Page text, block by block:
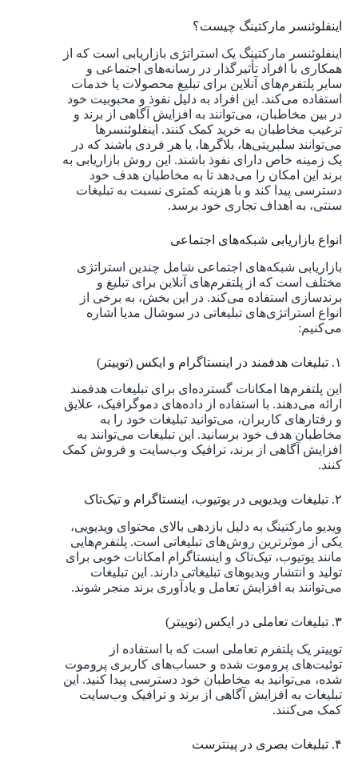
اینفلوئنسر مارکتینگ چیست؟
اینفلوئنسر مارکتینگ یک استراتژی بازاریابی است که از
همکاری با افراد تأثیرگذار در رسانه‌های اجتماعی و
سایر پلتفرم‌های آنلاین برای تبلیغ محصولات یا خدمات
استفاده می‌کند. این افراد به دلیل نفوذ و محبوبیت خود
در بین مخاطبان، می‌توانند به افزایش آگاهی از برند و
ترغیب مخاطبان به خرید کمک کنند. اینفلوئنسرها
می‌توانند سلبریتی‌ها، بلاگرها، یا هر فردی باشند که در
یک زمینه خاص دارای نفوذ باشند. این روش بازاریابی به
برند این امکان را می‌دهد تا به مخاطبان هدف خود
دسترسی پیدا کند و با هزینه کمتری نسبت به تبلیغات
سنتی، به اهداف تجاری خود برسد.
انواع بازاریابی شبکه‌های اجتماعی
بازاریابی شبکه‌های اجتماعی شامل چندین استراتژی
مختلف است که از پلتفرم‌های آنلاین برای تبلیغ و
برندسازی استفاده می‌کند. در این بخش، به برخی از
انواع استراتژی‌های تبلیغاتی در سوشال مدیا اشاره
می‌کنیم:
۱. تبلیغات هدفمند در اینستاگرام و ایکس (توییتر)
این پلتفرم‌ها امکانات گسترده‌ای برای تبلیغات هدفمند
ارائه می‌دهند. با استفاده از داده‌های دموگرافیک، علایق
و رفتارهای کاربران، می‌توانید تبلیغات خود را به
مخاطبان هدف خود برسانید. این تبلیغات می‌توانند به
افزایش آگاهی از برند، ترافیک وب‌سایت و فروش کمک
کنند.
۲. تبلیغات ویدیویی در یوتیوب، اینستاگرام و تیک‌تاک
ویدیو مارکتینگ به دلیل بازدهی بالای محتوای ویدیویی،
یکی از موثرترین روش‌های تبلیغاتی است. پلتفرم‌هایی
مانند یوتیوب، تیک‌تاک و اینستاگرام امکانات خوبی برای
تولید و انتشار ویدیوهای تبلیغاتی دارند. این تبلیغات
می‌توانند به افزایش تعامل و یادآوری برند منجر شوند.
۳. تبلیغات تعاملی در ایکس (توییتر)
توییتر یک پلتفرم تعاملی است که با استفاده از
توئیت‌های پروموت شده و حساب‌های کاربری پروموت
شده، می‌توانید به مخاطبان خود دسترسی پیدا کنید. این
تبلیغات به افزایش آگاهی از برند و ترافیک وب‌سایت
کمک می‌کنند.
۴. تبلیغات بصری در پینترست